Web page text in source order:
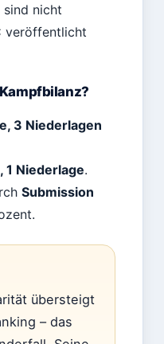
sind nicht
veröffentlicht
3 Niederlagen
1 Niederlage.
Submission
übersteigt
– das